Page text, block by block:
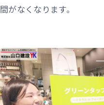
間がなくなります。